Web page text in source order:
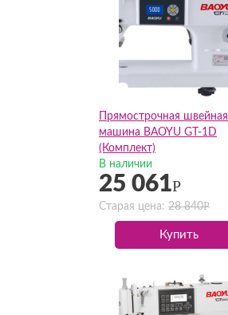
Прямострочная швейная
машина BAOYU GT-1D
(Комплект)
В наличии
25 061Р
Старая цена: 28 840Р
Купить